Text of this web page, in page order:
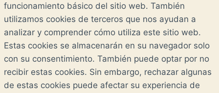
funcionamiento básico del sitio web. También
utilizamos cookies de terceros que nos ayudan a
analizar y comprender cómo utiliza este sitio web.
Estas cookies se almacenarán en su navegador solo
con su consentimiento. También puede optar por no
recibir estas cookies. Sin embargo, rechazar algunas
de estas cookies puede afectar su experiencia de